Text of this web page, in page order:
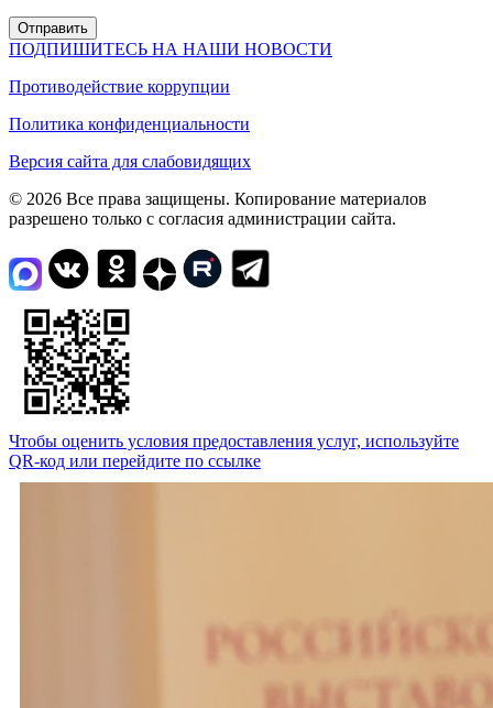
ПОДПИШИТЕСЬ НА НАШИ НОВОСТИ
Противодействие коррупции
Политика конфиденциальности
Версия сайта для слабовидящих
© 2026 Все права защищены. Копирование материалов
разрешено только с согласия администрации сайта.
Чтобы оценить условия предоставления услуг, используйте
QR-код или перейдите по ссылке